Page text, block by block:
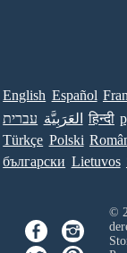
English Español
עברית العَرَبِيَّة हिन्दी
Türkçe Polski
български Lietuvos
©